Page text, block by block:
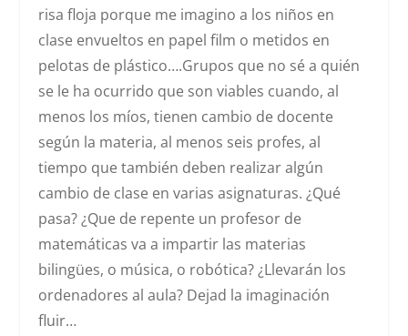
risa floja porque me imagino a los niños en
clase envueltos en papel film o metidos en
pelotas de plástico….Grupos que no sé a quién
se le ha ocurrido que son viables cuando, al
menos los míos, tienen cambio de docente
según la materia, al menos seis profes, al
tiempo que también deben realizar algún
cambio de clase en varias asignaturas. ¿Qué
pasa? ¿Que de repente un profesor de
matemáticas va a impartir las materias
bilingües, o música, o robótica? ¿Llevarán los
ordenadores al aula? Dejad la imaginación
fluir…